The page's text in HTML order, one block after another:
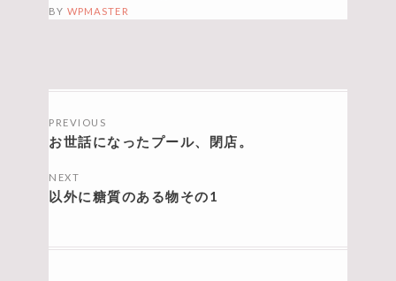
BY WPMASTER
稿
ビ
ー
PREVIOUS
お世話になったプール、閉店。
NEXT
以外に糖質のある物その1